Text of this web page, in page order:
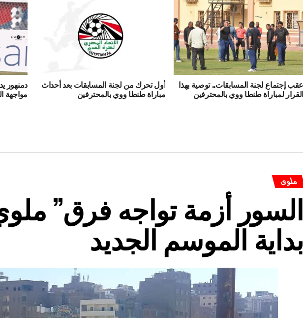
عقب إجتماع لجنة المسابقات.. توصية بهذا
القرار لمباراة طنطا ووي بالمحترفين
أول تحرك من لجنة المسابقات بعد أحداث
مباراة طنطا ووي بالمحترفين
دمنهور
مواجهة
ملوى
السور أزمة تواجه فرق”
بداية الموسم الجديد